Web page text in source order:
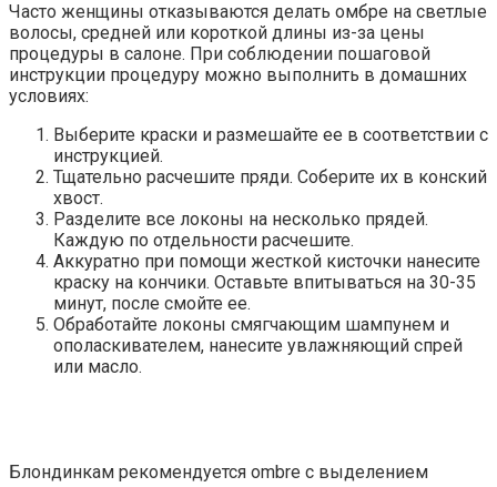
Часто женщины отказываются делать омбре на светлые
волосы, средней или короткой длины из-за цены
процедуры в салоне. При соблюдении пошаговой
инструкции процедуру можно выполнить в домашних
условиях:
Выберите краски и размешайте ее в соответствии с
инструкцией.
Тщательно расчешите пряди. Соберите их в конский
хвост.
Разделите все локоны на несколько прядей.
Каждую по отдельности расчешите.
Аккуратно при помощи жесткой кисточки нанесите
краску на кончики. Оставьте впитываться на 30-35
минут, после смойте ее.
Обработайте локоны смягчающим шампунем и
ополаскивателем, нанесите увлажняющий спрей
или масло.
Блондинкам рекомендуется ombre с выделением